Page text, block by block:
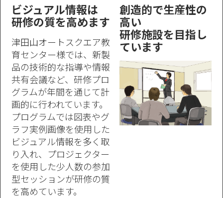
ビジュアル情報は
研修の質を高めます
津田山オートスクエア教
育センター様では、新製
品の技術的な指導や情報
共有会議など、研修プロ
グラムが年間を通じて計
画的に行われています。
プログラムでは図表やグ
ラフ実例画像を使用した
ビジュアル情報を多く取
り入れ、プロジェクター
を使用した少人数の参加
型セッションが研修の質
を高めています。
創造的で生産性の
高い
研修施設を目指し
ています